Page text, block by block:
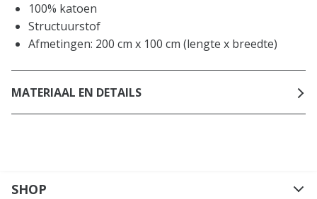
100% katoen
Structuurstof
Afmetingen: 200 cm x 100 cm (lengte x breedte)
MATERIAAL EN DETAILS
SHOP